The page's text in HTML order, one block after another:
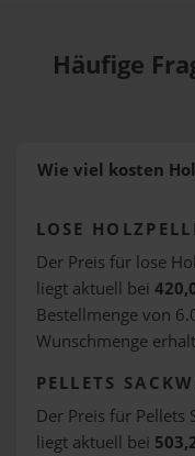
Häufige
Wie viel kosten
LOSE
Der Preis für lose
liegt aktuell bei
Bestellmenge von
Wunschmenge
PELLETS
Der Preis für Pellets
liegt aktuell bei